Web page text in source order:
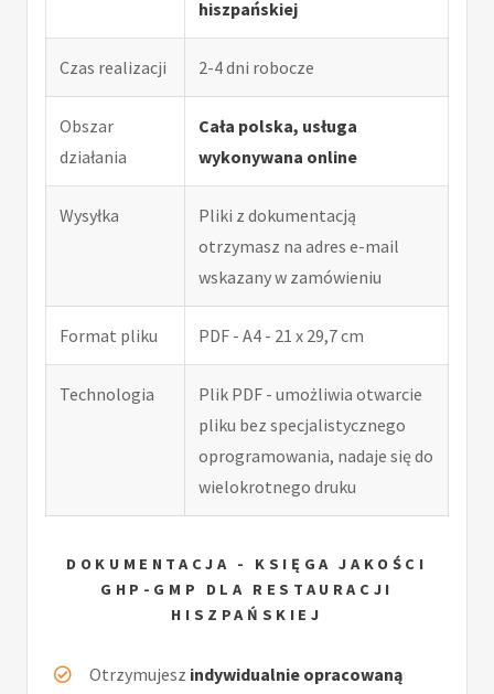
hiszpańskiej
Czas realizacji 2-4 dni robocze
Obszar
działania
Cała polska, usługa
wykonywana online
Wysyłka
Pliki z dokumentacją
otrzymasz na adres e-mail
wskazany w zamówieniu
Format pliku PDF - A4 - 21 x 29,7 cm
Technologia
Plik PDF - umożliwia otwarcie
pliku bez specjalistycznego
oprogramowania, nadaje się do
wielokrotnego druku
DOKUMENTACJA - KSIĘGA JAKOŚCI
GHP-GMP DLA RESTAURACJI
HISZPAŃSKIEJ
Otrzymujesz indywidualnie opracowaną